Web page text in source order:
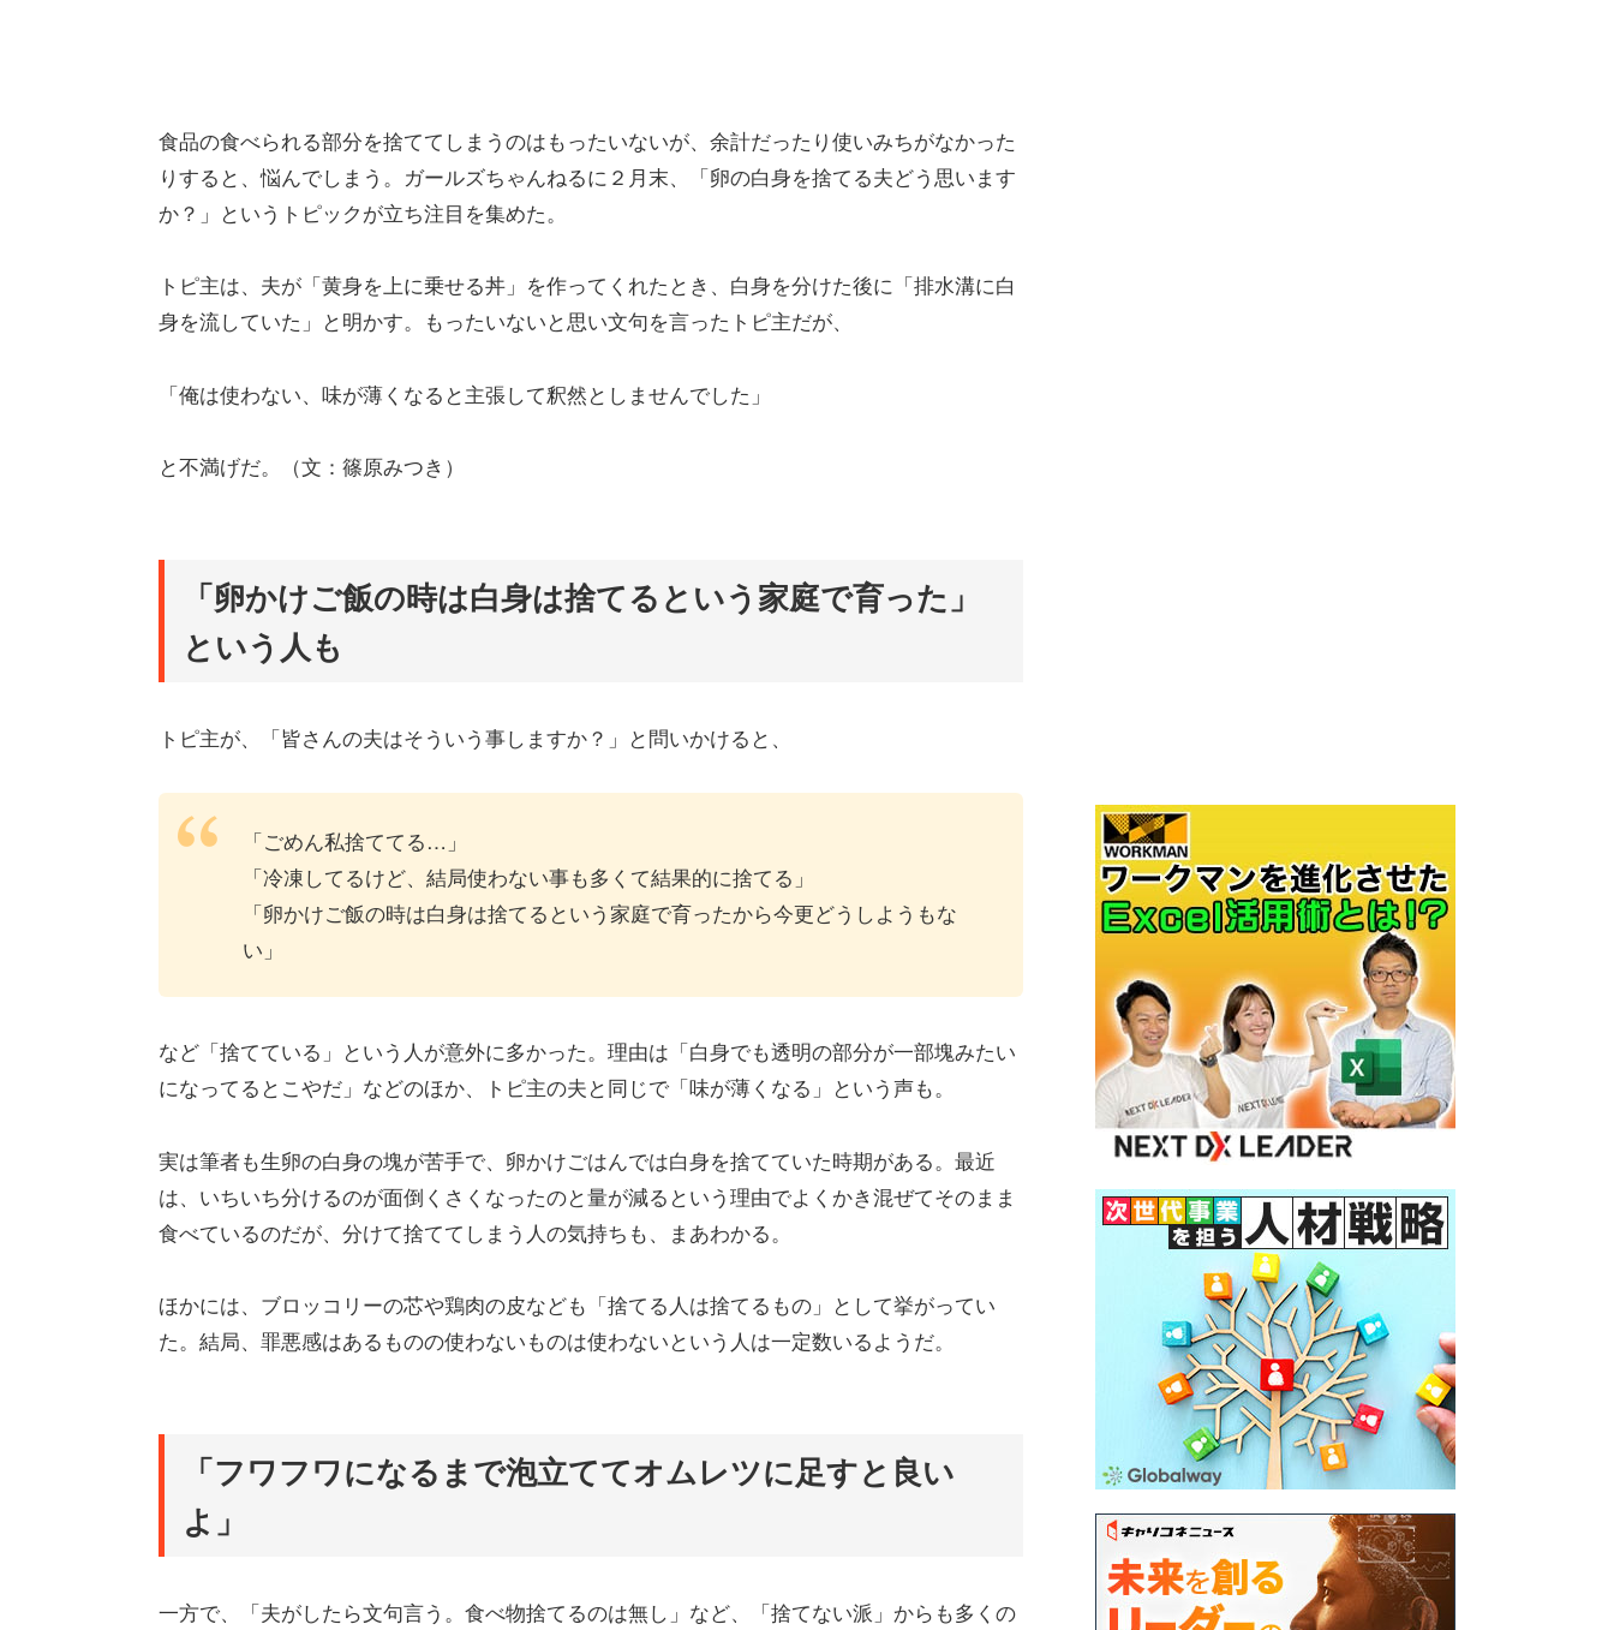
食品の食べられる部分を捨ててしまうのはもったいないが、余計だったり使いみちがなかった
りすると、悩んでしまう。ガールズちゃんねるに２月末、「卵の白身を捨てる夫どう思います
か？」というトピックが立ち注目を集めた。
トピ主は、夫が「黄身を上に乗せる丼」を作ってくれたとき、白身を分けた後に「排水溝に白
身を流していた」と明かす。もったいないと思い文句を言ったトピ主だが、
「俺は使わない、味が薄くなると主張して釈然としませんでした」
と不満げだ。（文：篠原みつき）
「卵かけご飯の時は白身は捨てるという家庭で育った」
という人も
トピ主が、「皆さんの夫はそういう事しますか？」と問いかけると、
「ごめん私捨ててる…」
「冷凍してるけど、結局使わない事も多くて結果的に捨てる」
「卵かけご飯の時は白身は捨てるという家庭で育ったから今更どうしようもな
い」
など「捨てている」という人が意外に多かった。理由は「白身でも透明の部分が一部塊みたい
になってるとこやだ」などのほか、トピ主の夫と同じで「味が薄くなる」という声も。
実は筆者も生卵の白身の塊が苦手で、卵かけごはんでは白身を捨てていた時期がある。最近
は、いちいち分けるのが面倒くさくなったのと量が減るという理由でよくかき混ぜてそのまま
食べているのだが、分けて捨ててしまう人の気持ちも、まあわかる。
ほかには、ブロッコリーの芯や鶏肉の皮なども「捨てる人は捨てるもの」として挙がってい
た。結局、罪悪感はあるものの使わないものは使わないという人は一定数いるようだ。
「フワフワになるまで泡立ててオムレツに足すと良い
よ」
一方で、「夫がしたら文句言う。食べ物捨てるのは無し」など、「捨てない派」からも多くの